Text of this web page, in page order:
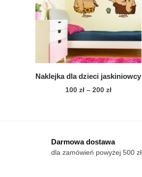
można
wybrać
na
stronie
produktu
Naklejka dla dzieci jaskiniowcy
100 zł – 200 złZakres
200 zł
wiele
wariantów.
Darmowa dostawa
dla zamówień powyżej 500 zł